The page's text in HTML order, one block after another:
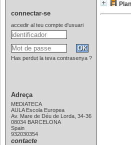
connectar-se
accedir al teu compte d'usuari
Has perdut la teva contrasenya ?
Adreça
MEDIATECA
AULA Escola Europea
Av. Mare de Déu de Lorda, 34-36
08034 BARCELONA
Spain
932030354
contacte